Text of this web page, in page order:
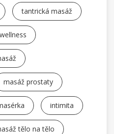
tantrická masáž
wellness
masáž prostaty
intimita
tělo na tělo